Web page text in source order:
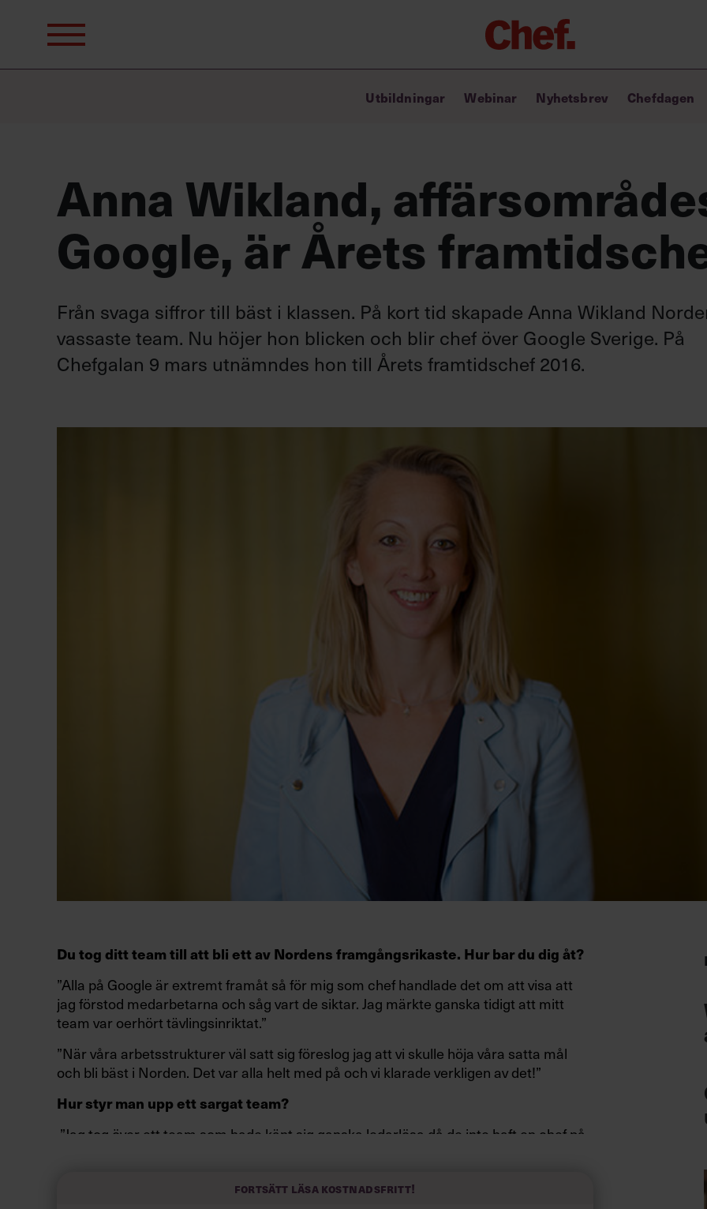
efter:
Chefakademin+
Lyft ditt ledarskap med C+
Ledarskapstest
Chef GPT – din chefsassistent i
Utbildningar Webinar Nyhetsbrev Chefdagen
Anna Wikland,
Google, är Årets
Från svaga siffror till bäst i klassen. På kort tid skapade Anna Wikland
vassaste team. Nu höjer hon blicken och blir chef över Google Sverige. På
Chefgalan 9 mars utnämndes hon till Årets framtidschef 2016.
Du tog ditt team till att bli ett av Nordens framgångsrikaste. Hur bar du dig åt?
”Alla på Google är extremt framåt så för mig som chef handlade det om att visa att
jag förstod medarbetarna och såg vart de siktar. Jag märkte ganska tidigt att mitt
team var oerhört tävlingsinriktat.”
”När våra arbetsstrukturer väl satt sig föreslog jag att vi skulle höja våra satta mål
och bli bäst i Norden. Det var alla helt med på och vi klarade verkligen av det!”
Hur styr man upp ett sargat team?
”Jag tog över ett team som hade känt sig ganska ledarlösa då de inte haft en chef på
Fortsätt läsa kostnadsfritt!